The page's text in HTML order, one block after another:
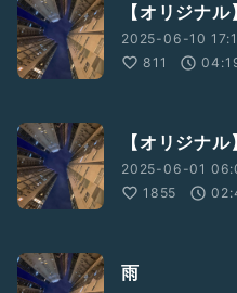
私 花火
若い夜に
つけられた火
君を照らす yeah
若い夜を
思い出してくれるかしら
You make me fire, you
いつまでも忘れないで
You make me fire, you
【オリジナ
2025-06-10
811
【オリジナ
2025-06-01
1855
雨